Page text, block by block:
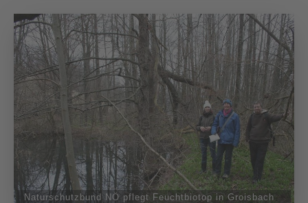
Naturschutzbund NÖ pflegt Feuchtbiotop in Groisbach